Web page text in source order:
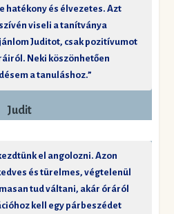
hatékony és élvezetes. Azt
viseli a tanítványa
Juditot, csak pozitívumot
Neki köszönhetően
a tanuláshoz.”
Judit
el angolozni. Azon
és türelmes, végtelenül
tud váltani, akár óráról
kell egy párbeszédet